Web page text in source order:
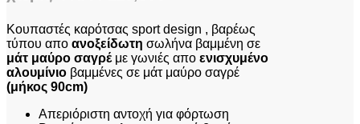
Κουπαστές καρότσας sport design , βαρέως
τύπου απο ανοξείδωτη σωλήνα βαμμένη σε
μάτ μαύρο σαγρέμε γωνιές απο ενισχυμένο
αλουμίνιο βαμμένες σε μάτ μαύρο σαγρέ
(μήκος 90cm)
Απεριόριστη αντοχή για φόρτωση